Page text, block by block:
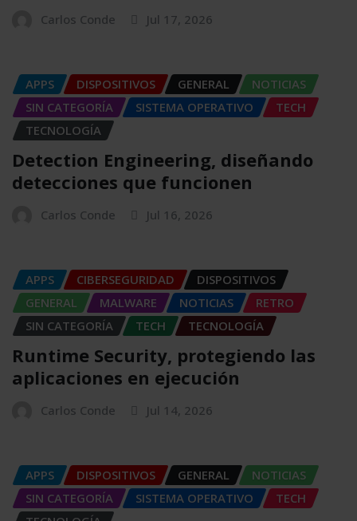
Carlos Conde Jul 17, 2026
APPS DISPOSITIVOS GENERAL
NOTICIAS
SIN CATEGORÍA
SISTEMA OPERATIVO
TECH
TECNOLOGÍA
Detection Engineering, diseñando
detecciones que funcionen
Carlos Conde Jul 16, 2026
APPS CIBERSEGURIDAD
DISPOSITIVOS
GENERAL
MALWARE NOTICIAS
RETRO
SIN CATEGORÍA
TECH TECNOLOGÍA
Runtime Security, protegiendo las
aplicaciones en ejecución
Carlos Conde Jul 14, 2026
APPS DISPOSITIVOS GENERAL
NOTICIAS
SIN CATEGORÍA
SISTEMA OPERATIVO
TECH